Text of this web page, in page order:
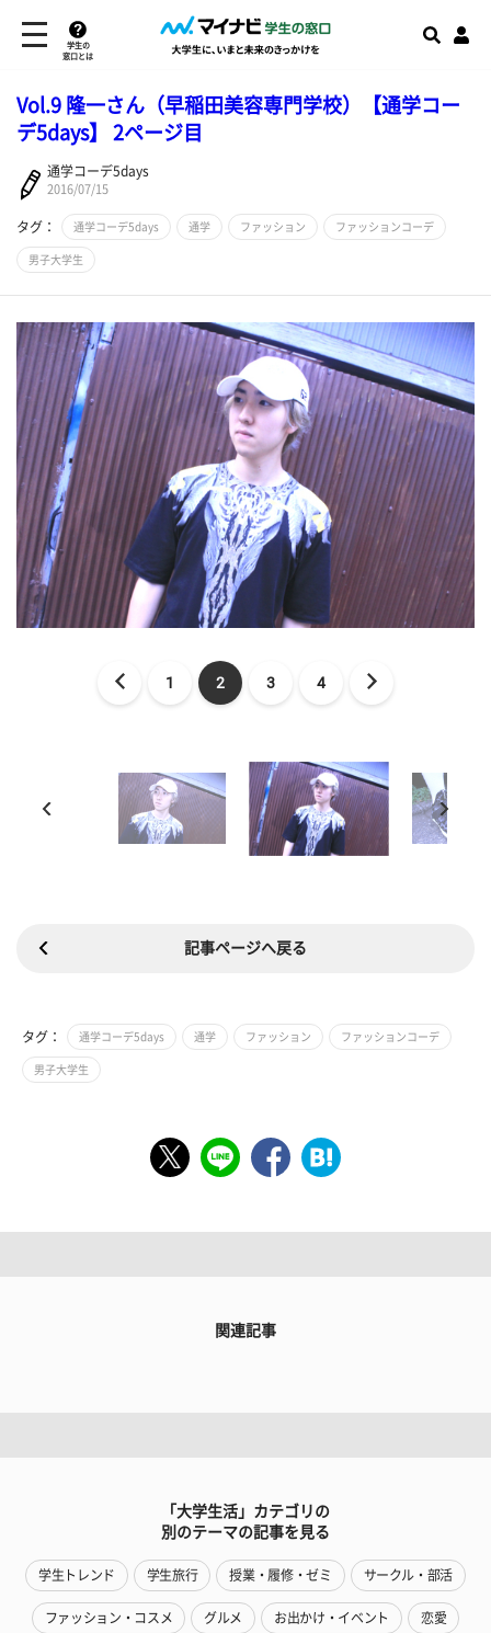
学生の
窓口とは
Vol.9 隆一さん（早稲田美容専門学校）【通学コー
デ5days】 2ページ目
通学コーデ5days
2016/07/15
タグ： 通学コーデ5days 通学 ファッション ファッションコーデ
男子大学生
1 2 3 4
記事ページへ戻る
タグ： 通学コーデ5days 通学 ファッション ファッションコーデ
男子大学生
関連記事
「大学生活」カテゴリの
別のテーマの記事を見る
学生トレンド 学生旅行 授業・履修・ゼミ サークル・部活
ファッション・コスメ グルメ お出かけ・イベント 恋愛